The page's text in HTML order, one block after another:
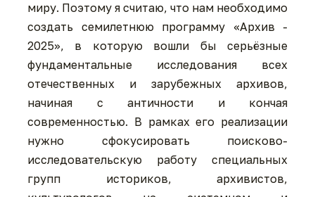
миру. Поэтому я считаю, что нам необходимо
создать семилетнюю программу «Архив -
2025», в которую вошли бы серьёзные
фундаментальные исследования всех
отечественных и зарубежных архивов,
начиная с античности и кончая
современностью. В рамках его реализации
нужно сфокусировать поисково-
исследовательскую работу специальных
групп историков, архивистов,